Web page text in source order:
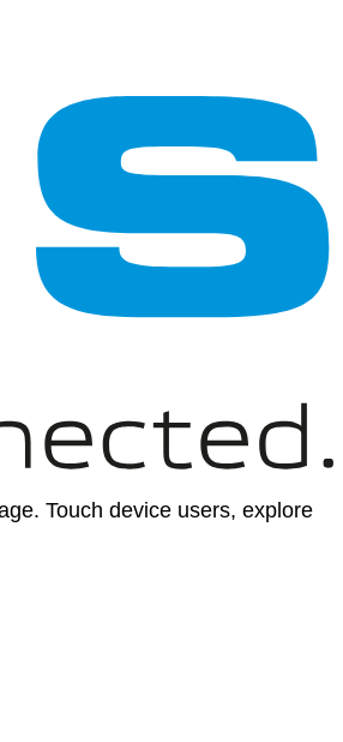
Touch device users, explore